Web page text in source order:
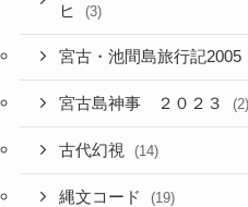
ヒ
(3)
宮古・池間島旅行記2005
宮古島神事 ２０２３ (2)
古代幻視 (14)
縄文コード (19)